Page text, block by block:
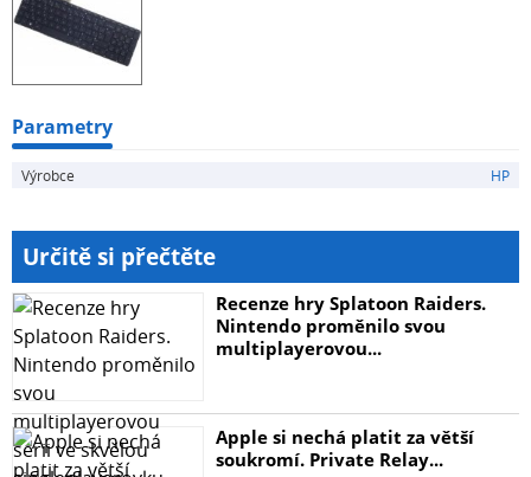
Parametry
Výrobce HP
Určitě si přečtěte
Recenze hry Splatoon Raiders.
Nintendo proměnilo svou
multiplayerovou...
Apple si nechá platit za větší
soukromí. Private Relay...